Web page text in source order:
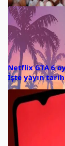
Netflix GTA 6
İşte yayın